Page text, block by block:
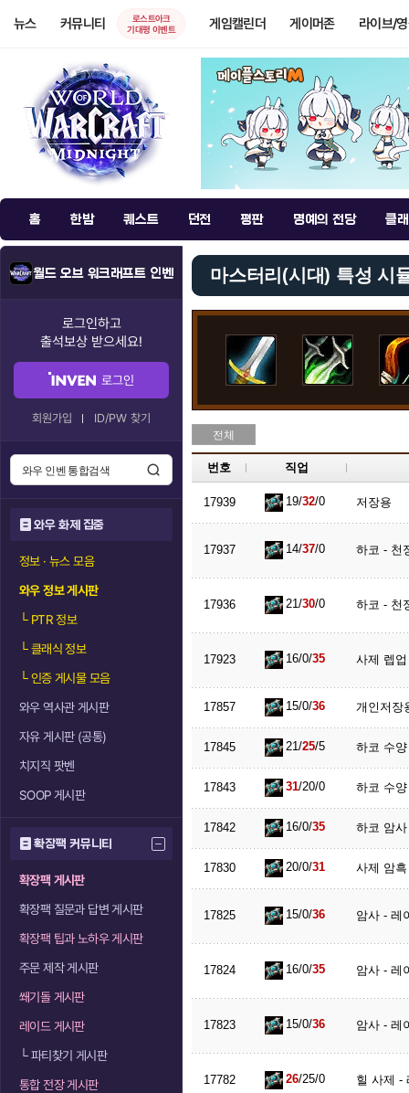
뉴스 커뮤니티
로스트아크
기대평 이벤트
게임캘린더 게이머존 라이브/
홈 한밤 퀘스트 던전 평판 명예의 전당 클
월드 오브 워크래프트 인벤
로그인하고
출석보상 받으세요!
로그인
회원가입 ID/PW 찾기
와우 화제 집중
정보 · 뉴스 모음
와우 정보 게시판
└PTR 정보
└클래식 정보
└인증 게시물 모음
와우 역사관 게시판
자유 게시판 (공통)
치지직 팟벤
SOOP 게시판
확장팩 커뮤니티
확장팩 게시판
확장팩 질문과 답변 게시판
확장팩 팁과 노하우 게시판
주문 제작 게시판
쐐기돌 게시판
레이드 게시판
└파티찾기 게시판
통합 전장 게시판
마스터리(시대) 특성 시
전체
번호 직업
17939 19/32/0 저장용
17937 14/37/0 하코 - 천
17936 21/30/0 하코 - 천
17923 16/0/35 사제 렙
17857 15/0/36 개인저장
17845 21/25/5 하코 수
17843 31/20/0 하코 수
17842 16/0/35 하코 암
17830 20/0/31 사제 암
17825 15/0/36 암사 - 레
17824 16/0/35 암사 - 레
17823 15/0/36 암사 - 레
17782 26/25/0 힐 사제 -